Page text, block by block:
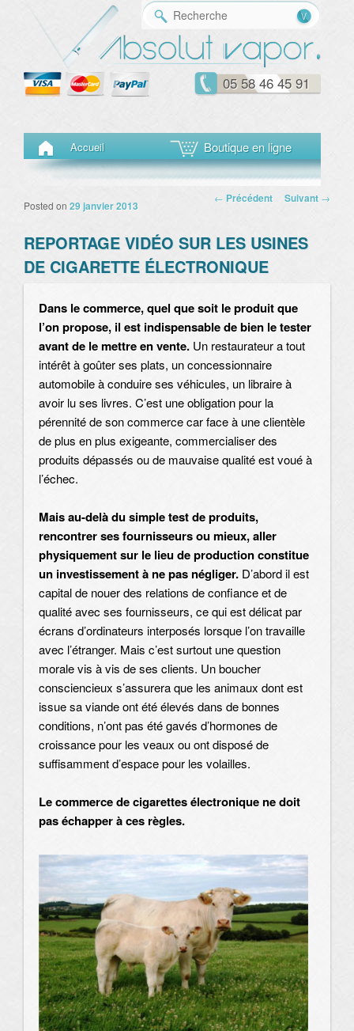
05 58 46 45 91
Menu principal
Aller au contenu principal
Aller au contenu secondaire
Accueil Boutique en ligne
Navigation des
← Précédent Suivant →
REPORTAGE VIDÉO SUR LES USINES
DE CIGARETTE ÉLECTRONIQUE
Posted on 29 janvier 2013
Dans le commerce, quel que soit le produit que
l’on propose, il est indispensable de bien le tester
avant de le mettre en vente. Un restaurateur a tout
intérêt à goûter ses plats, un concessionnaire
automobile à conduire ses véhicules, un libraire à
avoir lu ses livres. C’est une obligation pour la
pérennité de son commerce car face à une clientèle
de plus en plus exigeante, commercialiser des
produits dépassés ou de mauvaise qualité est voué à
l’échec.
Mais au-delà du simple test de produits,
rencontrer ses fournisseurs ou mieux, aller
physiquement sur le lieu de production constitue
un investissement à ne pas négliger. D’abord il est
capital de nouer des relations de confiance et de
qualité avec ses fournisseurs, ce qui est délicat par
écrans d’ordinateurs interposés lorsque l’on travaille
avec l’étranger. Mais c’est surtout une question
morale vis à vis de ses clients. Un boucher
consciencieux s’assurera que les animaux dont est
issue sa viande ont été élevés dans de bonnes
conditions, n’ont pas été gavés d’hormones de
croissance pour les veaux ou ont disposé de
suffisamment d’espace pour les volailles.
Le commerce de cigarettes électronique ne doit
pas échapper à ces règles.